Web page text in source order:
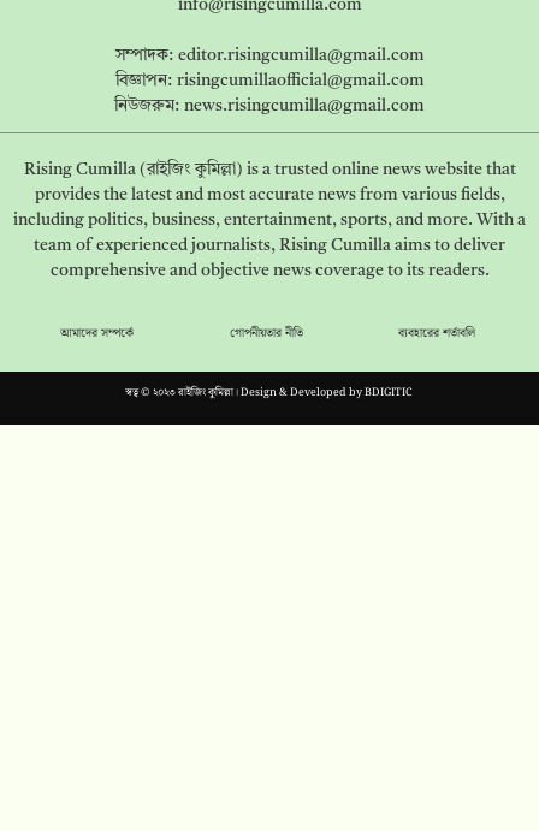
info@risingcumilla.com
সম্পাদক: editor.risingcumilla@gmail.com
বিজ্ঞাপন: risingcumillaofficial@gmail.com
নিউজরুম: news.risingcumilla@gmail.com
Rising Cumilla (রাইজিং কুমিল্লা) is a trusted online news website that
provides the latest and most accurate news from various fields,
including politics, business, entertainment, sports, and more. With a
team of experienced journalists, Rising Cumilla aims to deliver
comprehensive and objective news coverage to its readers.
আমাদের সম্পর্কে গোপনীয়তার নীতি ব্যবহারের শর্তাবলি
স্বত্ব © ২০২৩ রাইজিং কুমিল্লা। Design & Developed byBDIGITIC